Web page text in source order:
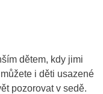
dětem, kdy jimi
i děti usazené
pozorovat v sedě.